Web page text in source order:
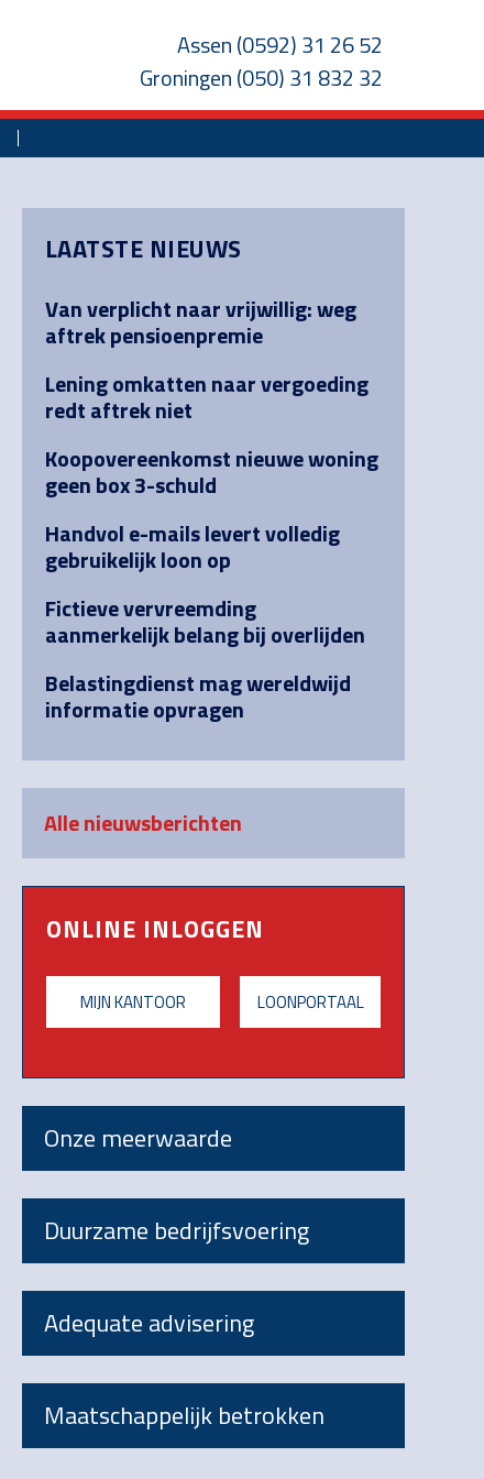
Assen(0592) 31 26 52
Groningen(050) 31 832 32
Sidebar
LAATSTE NIEUWS
Van verplicht naar vrijwillig: weg
aftrek pensioenpremie
Lening omkatten naar vergoeding
redt aftrek niet
Koopovereenkomst nieuwe woning
geen box 3-schuld
Handvol e-mails levert volledig
gebruikelijk loon op
Fictieve vervreemding
aanmerkelijk belang bij overlijden
Belastingdienst mag wereldwijd
informatie opvragen
Alle nieuwsberichten
ONLINE INLOGGEN
MIJN KANTOOR LOONPORTAAL
Onze meerwaarde
Duurzame bedrijfsvoering
Adequate advisering
Maatschappelijk betrokken